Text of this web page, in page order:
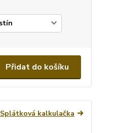
Přidat do košíku
Splátková kalkulačka